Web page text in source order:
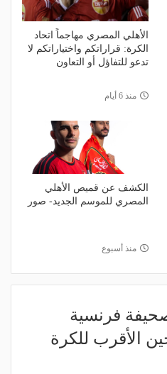
الأهلي المصري مهاجماً اتحاد
الكرة: قراراتكم واختياراتكم لا
تدعو للتفاؤل أو التعاون
منذ 6 أيام
الكشف عن قميص الأهلي
المصري للموسم الجديد- صور
منذ أسبوع
فرنسية
الأقرب للكرة